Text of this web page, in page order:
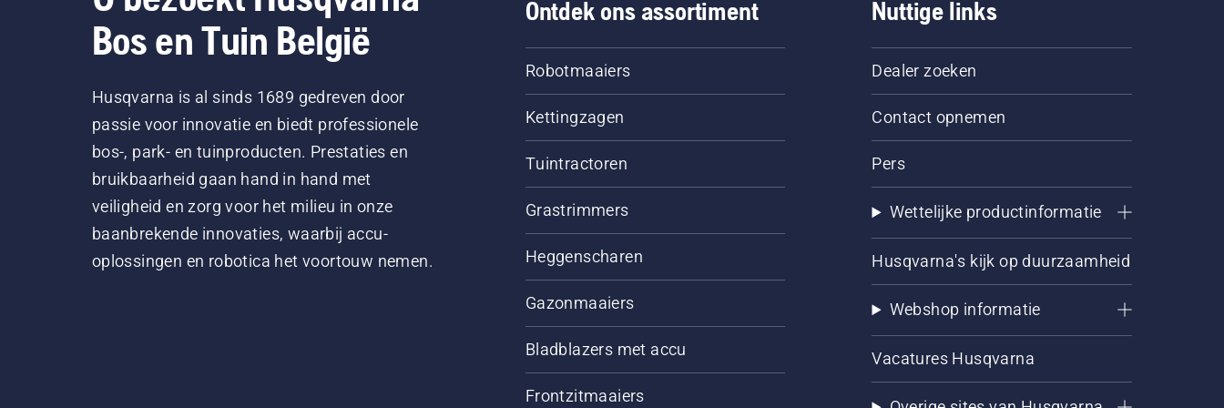
Bos en Tuin België
Husqvarna is al sinds 1689 gedreven door
passie voor innovatie en biedt professionele
bos-, park- en tuinproducten. Prestaties en
bruikbaarheid gaan hand in hand met
veiligheid en zorg voor het milieu in onze
baanbrekende innovaties, waarbij accu-
oplossingen en robotica het voortouw nemen.
Ontdek ons assortiment
Robotmaaiers
Kettingzagen
Tuintractoren
Grastrimmers
Heggenscharen
Gazonmaaiers
Bladblazers met accu
Frontzitmaaiers
Nuttige links
Dealer zoeken
Contact opnemen
Pers
Wettelijke productinformatie
Husqvarna's kijk op duurzaamheid
Webshop informatie
Vacatures Husqvarna